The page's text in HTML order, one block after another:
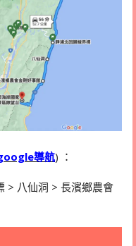
導航) ：
> 八仙洞 > 長濱鄉農會